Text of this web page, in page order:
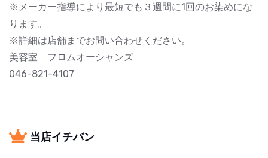
※メーカー指導により最短でも３週間に1回のお染めにな
ります。
※詳細は店舗までお問い合わせください。
美容室 フロムオーシャンズ
046-821-4107
当店イチバン